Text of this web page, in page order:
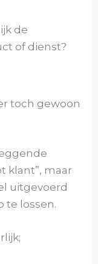
de
of dienst?
toch gewoon
klant”, maar
uitgevoerd
te lossen.